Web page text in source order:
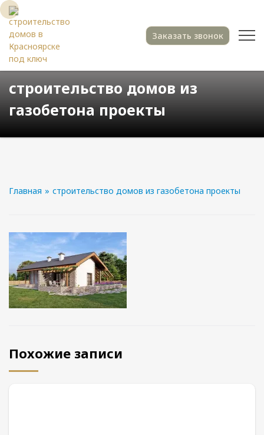
Заказать звонок
строительство домов из
газобетона проекты
Главная » строительство домов из газобетона проекты
Похожие записи